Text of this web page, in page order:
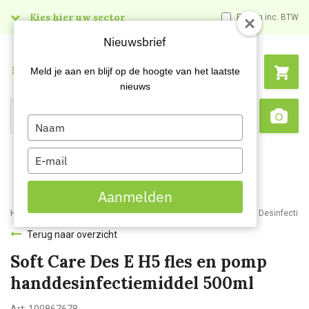
Kies hier uw sector Prijzen inc. BTW
Search
Menu
Home Webshop Schoonmaakartikelen Reinigingsmiddelen
Terug naar overzicht
Soft Care Des E H5 fles en pomp
handdesinfectiemiddel 500ml
Nieuwsbrief
Meld je aan en blijf op de hoogte van het laatste
nieuws
Type
your
name
Type
your
email
Aanmelden